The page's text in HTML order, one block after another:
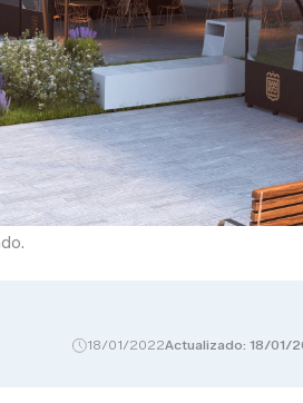
18/01/2022Actualizado: 18/01/